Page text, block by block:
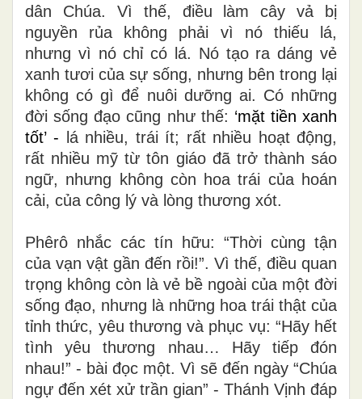
dân Chúa. Vì thế, điều làm cây vả bị
nguyền rủa không phải vì nó thiếu lá,
nhưng vì nó chỉ có lá. Nó tạo ra dáng vẻ
xanh tươi của sự sống, nhưng bên trong lại
không có gì để nuôi dưỡng ai. Có những
đời sống đạo cũng như thế: ‘mặt tiền xanh
tốt’ - lá nhiều, trái ít; rất nhiều hoạt động,
rất nhiều mỹ từ tôn giáo đã trở thành sáo
ngữ, nhưng không còn hoa trái của hoán
cải, của công lý và lòng thương xót.
Phêrô nhắc các tín hữu: “Thời cùng tận
của vạn vật gần đến rồi!”. Vì thế, điều quan
trọng không còn là vẻ bề ngoài của một đời
sống đạo, nhưng là những hoa trái thật của
tỉnh thức, yêu thương và phục vụ: “Hãy hết
tình yêu thương nhau… Hãy tiếp đón
nhau!” - bài đọc một. Vì sẽ đến ngày “Chúa
ngự đến xét xử trần gian” - Thánh Vịnh đáp